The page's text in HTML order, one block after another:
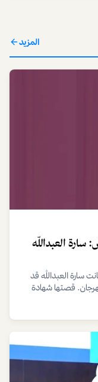
المزيد
العبدالله
سارة العبدالله قد
قصتها شهادة
طريقك الخاص.